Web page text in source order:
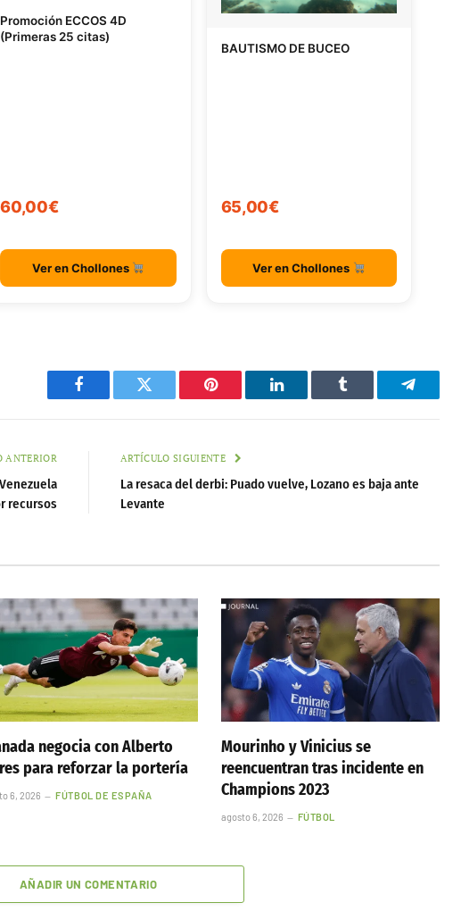
Promoción ECCOS 4D
(Primeras 25 citas)
60,00€
Ver en Chollones
BAUTISMO DE BUCEO
65,00€
Ver en Chollones
Facebook Twitter Pinterest LinkedIn Tumblr Telegram
ANTERIOR
recursos
ARTÍCULO SIGUIENTE
La resaca del derbi: Puado vuelve, Lozano es baja ante
Levante
negocia con Alberto
para reforzar la portería
6, 2026 FÚTBOL DE ESPAÑA
Mourinho y Vinicius se
reencuentran tras incidente en
Champions 2023
agosto 6, 2026 FÚTBOL
AÑADIR UN COMENTARIO